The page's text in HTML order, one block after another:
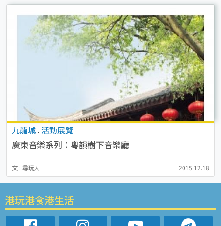
九龍城 . 活動展覽
廣東音樂系列︰粵韻樹下音樂廳
文 : 尋玩人 2015.12.18
港玩港食港生活